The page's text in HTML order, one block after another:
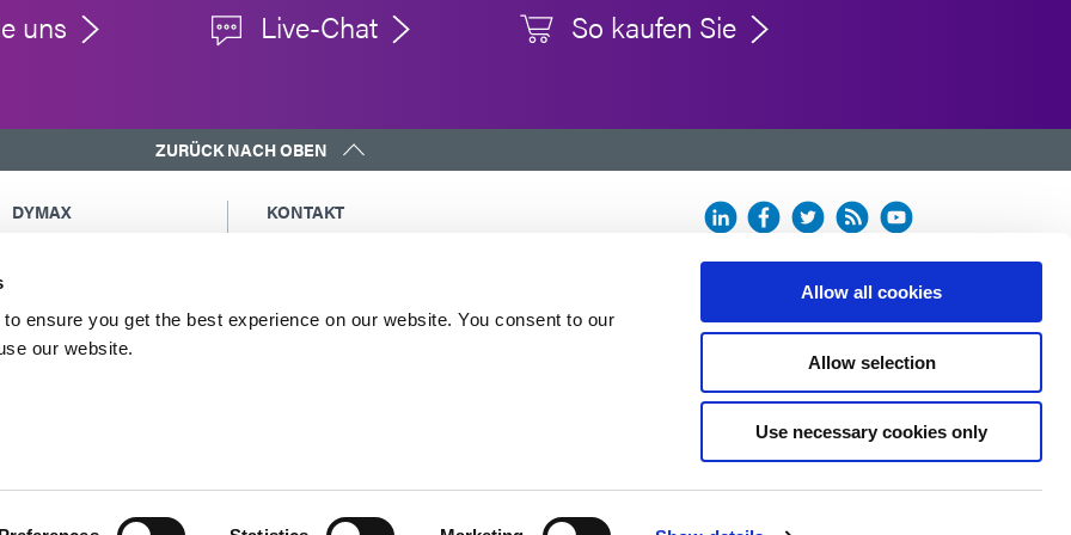
ensure you get the best experience on our website. You consent to our
our website.
Allow all cookies
Allow selection
Use necessary cookies only
uns Live-Chat So kaufen Sie
ZURÜCK NACH OBEN
DYMAX
Einkaufsbedingungen
KONTAKT
Nordamerika: +1 860.482.1010